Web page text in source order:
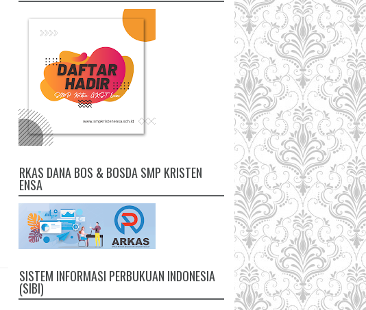
RKAS DANA BOS & BOSDA SMP KRISTEN
ENSA
SISTEM INFORMASI PERBUKUAN INDONESIA
(SIBI)